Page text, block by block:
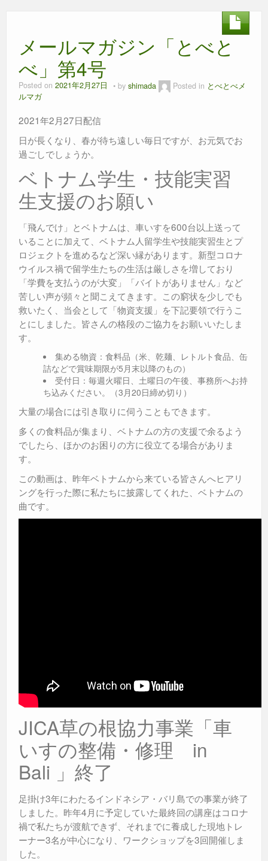
私たちの活動
メールマガジン「とべと
べ」第4号
Posted on 2021年2月27日 by shimada Posted in とべとべメ
ルマガ
2021年2月27日配信
日が長くなり、春が待ち遠しい毎日ですが、お元気でお
過ごしでしょうか。
ベトナム学生・技能実習
生支援のお願い
「飛んでけ」とベトナムは、車いすを600台以上送って
いることに加えて、ベトナム人留学生や技能実習生とプ
ロジェクトを進めるなど深い縁があります。新型コロナ
ウイルス禍で留学生たちの生活は厳しさを増しており
「学費を支払うのが大変」「バイトがありません」など
苦しい声が頻々と聞こえてきます。この窮状を少しでも
救いたく、当会として「物資支援」を下記要領で行うこ
とにしました。皆さんの格段のご協力をお願いいたしま
す。
集める物資：食料品（米、乾麺、レトルト食品、缶
詰などで賞味期限が5月末以降のもの）
受付日：毎週火曜日、土曜日の午後、事務所へお持
ち込みください。（3月20日締め切り）
大量の場合には引き取りに伺うこともできます。
多くの食料品が集まり、ベトナムの方の支援で余るよう
でしたら、ほかのお困りの方に役立てる場合がありま
す。
この動画は、昨年ベトナムから来ている皆さんへヒアリ
ングを行った際に私たちに披露してくれた、ベトナムの
曲です。
JICA草の根協力事業「車
いすの整備・修理 in
Bali 」終了
足掛け3年にわたるインドネシア・バリ島での事業が終了
しました。昨年4月に予定していた最終回の講座はコロナ
禍で私たちが渡航できず、それまでに養成した現地トレ
ーナー3名が中心になり、ワークショップを3回開催しま
した。